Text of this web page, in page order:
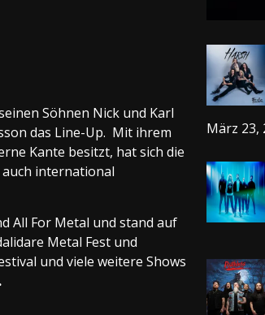
Söhnen Nick und Karl
das Line-Up. Mit ihrem
Kante besitzt, hat sich die
international
All For Metal und stand auf
Metal Fest und
und viele weitere Shows
.
März 23,